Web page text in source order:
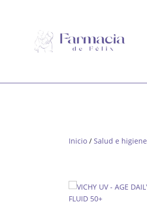
Inicio /Salud e higiene